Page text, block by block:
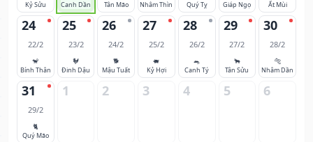
Kỷ Sửu
Canh Dần
Tân Mão
Nhâm Thìn
Quý Tỵ
Giáp Ngọ
Ất Mùi
24
22/2
🐒
Bính Thân
25
23/2
🐓
Đinh Dậu
26
24/2
🐕
Mậu Tuất
27
25/2
🐖
Kỷ Hợi
28
26/2
🐀
Canh Tý
29
27/2
🐂
Tân Sửu
30
28/2
🐅
Nhâm Dần
31
29/2
🐈
Quý Mão
1 2 3 4 5 6